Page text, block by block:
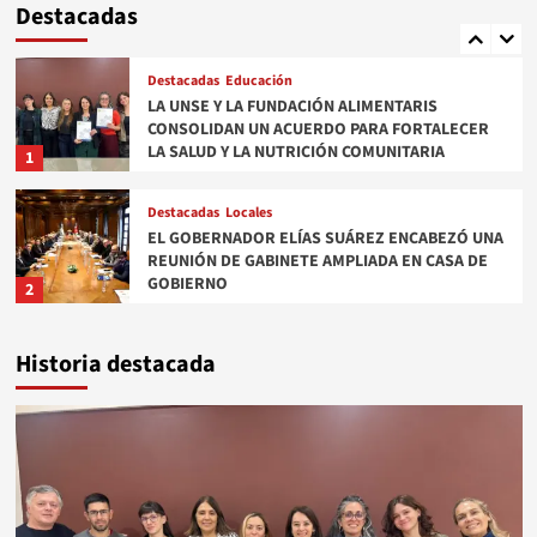
Destacadas
1
2
Destacadas Locales
EL GOBERNADOR ELÍAS SUÁREZ ENCABEZÓ UNA
REUNIÓN DE GABINETE AMPLIADA EN CASA DE
3
Destacadas Educación
EL CONSEJO GENERAL DE EDUCACIÓN
CONFIRMÓ EL CRONOGRAMA DE ADMISIÓN
Destacadas
SANTIAGO DEL ESTERO CON UN SHOW
Destacadas Espectáculos
LEO MAIELLO PRESENTA “YO, SIN CULPA” EN
Historia destacada